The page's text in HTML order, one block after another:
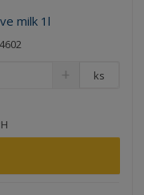
milk 1l
ks